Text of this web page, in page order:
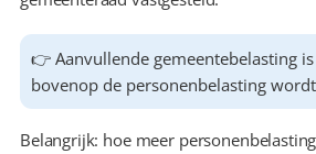
👉 Aanvullende gemeentebelasting
bovenop de personenbelasting
Belangrijk: hoe meer